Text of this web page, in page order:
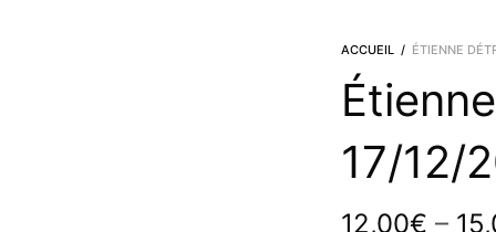
ACCUEIL / ÉTIENNE
17/12/
12,00€ –